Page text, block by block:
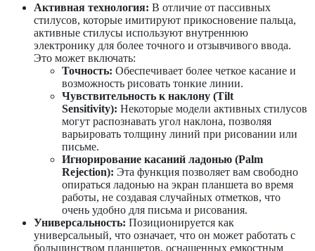
Активная технология: В отличие от пассивных
стилусов, которые имитируют прикосновение пальца,
активные стилусы используют внутреннюю
электронику для более точного и отзывчивого ввода.
Это может включать:
Точность: Обеспечивает более четкое касание и
возможность рисовать тонкие линии.
Чувствительность к наклону (Tilt
Sensitivity): Некоторые модели активных стилусов
могут распознавать угол наклона, позволяя
варьировать толщину линий при рисовании или
письме.
Игнорирование касаний ладонью (Palm
Rejection): Эта функция позволяет вам свободно
опираться ладонью на экран планшета во время
работы, не создавая случайных отметков, что
очень удобно для письма и рисования.
Универсальность: Позиционируется как
универсальный, что означает, что он может работать с
большинством планшетов, оснащенных емкостным